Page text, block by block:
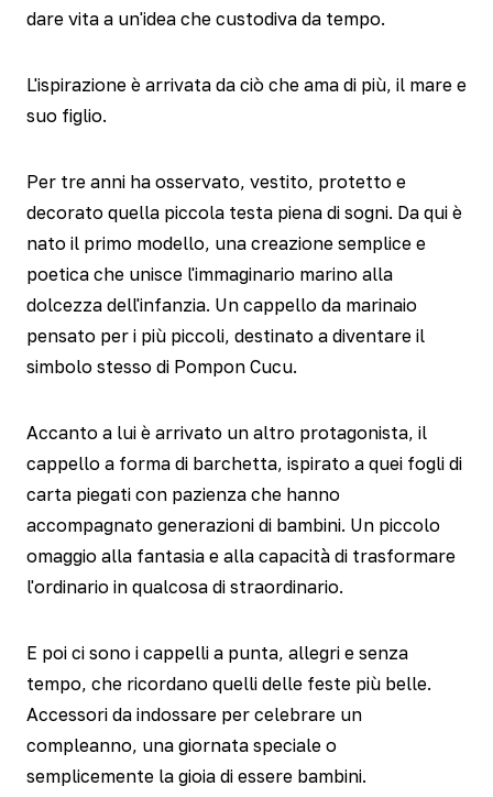
dare vita a un'idea che custodiva da tempo.
L'ispirazione è arrivata da ciò che ama di più, il mare e
suo figlio.
Per tre anni ha osservato, vestito, protetto e
decorato quella piccola testa piena di sogni. Da qui è
nato il primo modello, una creazione semplice e
poetica che unisce l'immaginario marino alla
dolcezza dell'infanzia. Un cappello da marinaio
pensato per i più piccoli, destinato a diventare il
simbolo stesso di Pompon Cucu.
Accanto a lui è arrivato un altro protagonista, il
cappello a forma di barchetta, ispirato a quei fogli di
carta piegati con pazienza che hanno
accompagnato generazioni di bambini. Un piccolo
omaggio alla fantasia e alla capacità di trasformare
l'ordinario in qualcosa di straordinario.
E poi ci sono i cappelli a punta, allegri e senza
tempo, che ricordano quelli delle feste più belle.
Accessori da indossare per celebrare un
compleanno, una giornata speciale o
semplicemente la gioia di essere bambini.